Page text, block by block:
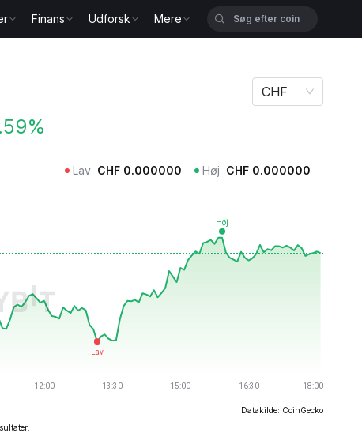
Finans Udforsk Mere
CHF
Lav CHF 0.000000 Høj CHF 0.000000
Datakilde: CoinGecko